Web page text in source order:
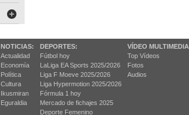
NOTICIAS:
Actualidad
Economía
Política
Cultura
Ikusmiran
Eguraldia
DEPORTES:
Fútbol hoy
LaLiga EA Sports 2025/2026
Liga F Moeve 2025/2026
Liga Hypermotion 2025/2026
Fórmula 1 hoy
Mercado de fichajes 2025
Deporte Femenino
VÍDEO MULTIMEDIA
Top Vídeos
Fotos
Audios